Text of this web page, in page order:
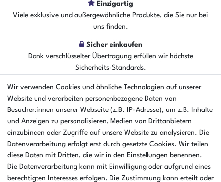
Einzigartig
Viele exklusive und außergewöhnliche Produkte, die Sie nur bei
uns finden.
Sicher einkaufen
Dank verschlüsselter Übertragung erfüllen wir höchste
Sicherheits-Standards.
EINKAUFEN
Zahlungsarten
Versandarten & kosten
Warenkorb
Zur Kasse
Hilfe
Wir verwenden Cookies und ähnliche Technologien auf unserer
Website und verarbeiten personenbezogene Daten von
Besucher:innen unserer Webseite (z.B. IP-Adresse), um z.B. Inhalte
und Anzeigen zu personalisieren, Medien von Drittanbietern
einzubinden oder Zugriffe auf unsere Website zu analysieren. Die
Datenverarbeitung erfolgt erst durch gesetzte Cookies. Wir teilen
diese Daten mit Dritten, die wir in den Einstellungen benennen.
Die Datenverarbeitung kann mit Einwilligung oder aufgrund eines
berechtigten Interesses erfolgen. Die Zustimmung kann erteilt oder